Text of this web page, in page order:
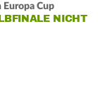
Europa Cup
NICHT